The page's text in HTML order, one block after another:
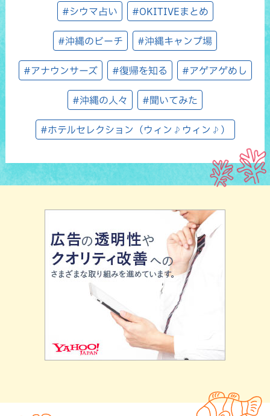
#シウマ占い #OKITIVEまとめ
#沖縄のビーチ #沖縄キャンプ場
#アナウンサーズ #復帰を知る #アゲアゲめし
#沖縄の人々 #聞いてみた
#ホテルセレクション（ウィン♪ウィン♪）